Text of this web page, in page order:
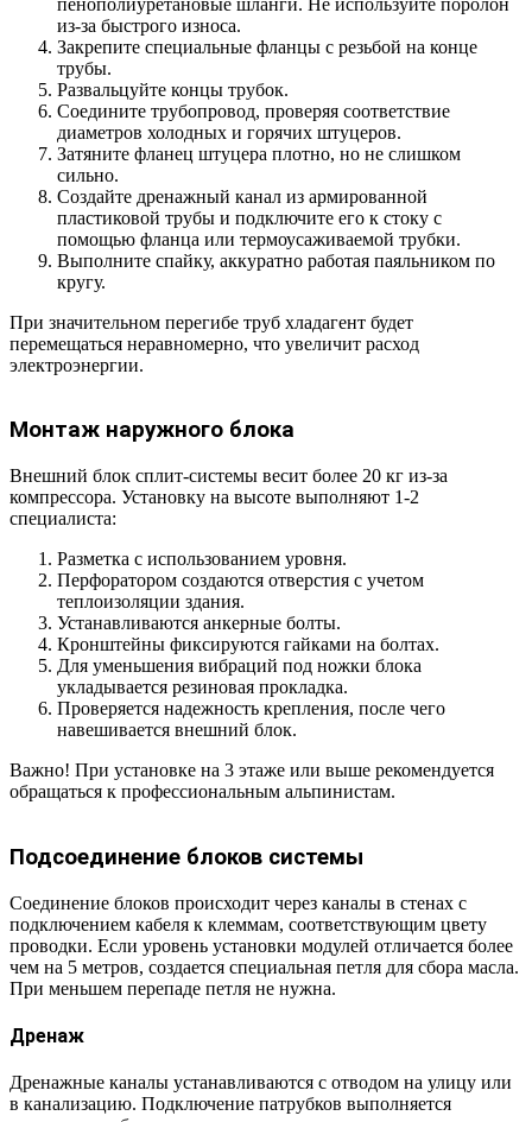
из-за быстрого износа.
Закрепите специальные фланцы с резьбой на конце
трубы.
Развальцуйте концы трубок.
Соедините трубопровод, проверяя соответствие
диаметров холодных и горячих штуцеров.
Затяните фланец штуцера плотно, но не слишком
сильно.
Создайте дренажный канал из армированной
пластиковой трубы и подключите его к стоку с
помощью фланца или термоусаживаемой трубки.
Выполните спайку, аккуратно работая паяльником по
кругу.
При значительном перегибе труб хладагент будет
перемещаться неравномерно, что увеличит расход
электроэнергии.
Монтаж наружного блока
Внешний блок сплит-системы весит более 20 кг из-за
компрессора. Установку на высоте выполняют 1-2
специалиста:
Разметка с использованием уровня.
Перфоратором создаются отверстия с учетом
теплоизоляции здания.
Устанавливаются анкерные болты.
Кронштейны фиксируются гайками на болтах.
Для уменьшения вибраций под ножки блока
укладывается резиновая прокладка.
Проверяется надежность крепления, после чего
навешивается внешний блок.
Важно! При установке на 3 этаже или выше рекомендуется
обращаться к профессиональным альпинистам.
Подсоединение блоков системы
Соединение блоков происходит через каналы в стенах с
подключением кабеля к клеммам, соответствующим цвету
проводки. Если уровень установки модулей отличается более
чем на 5 метров, создается специальная петля для сбора масла.
При меньшем перепаде петля не нужна.
Дренаж
Дренажные каналы устанавливаются с отводом на улицу или
в канализацию. Подключение патрубков выполняется